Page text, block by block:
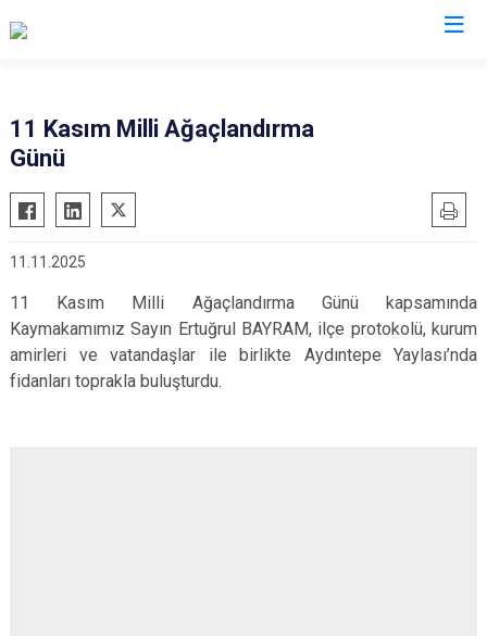
Aydıntepe
Demirözü
11 Kasım Milli Ağaçlandırma
Günü
11.11.2025
11 Kasım Milli Ağaçlandırma Günü kapsamında
Kaymakamımız Sayın Ertuğrul BAYRAM, ilçe protokolü, kurum
amirleri ve vatandaşlar ile birlikte Aydıntepe Yaylası’nda
fidanları toprakla buluşturdu.